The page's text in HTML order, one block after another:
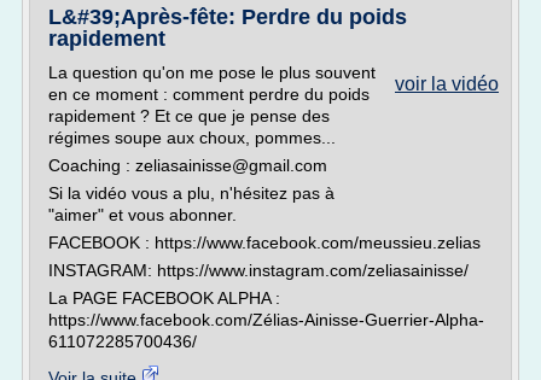
L&#39;Après-fête: Perdre du poids
rapidement
voir la vidéo
La question qu'on me pose le plus souvent
en ce moment : comment perdre du poids
rapidement ? Et ce que je pense des
régimes soupe aux choux, pommes...
Coaching : zeliasainisse@gmail.com
Si la vidéo vous a plu, n'hésitez pas à
"aimer" et vous abonner.
FACEBOOK : https://www.facebook.com/meussieu.zelias
INSTAGRAM: https://www.instagram.com/zeliasainisse/
La PAGE FACEBOOK ALPHA :
https://www.facebook.com/Zélias-Ainisse-Guerrier-Alpha-
611072285700436/